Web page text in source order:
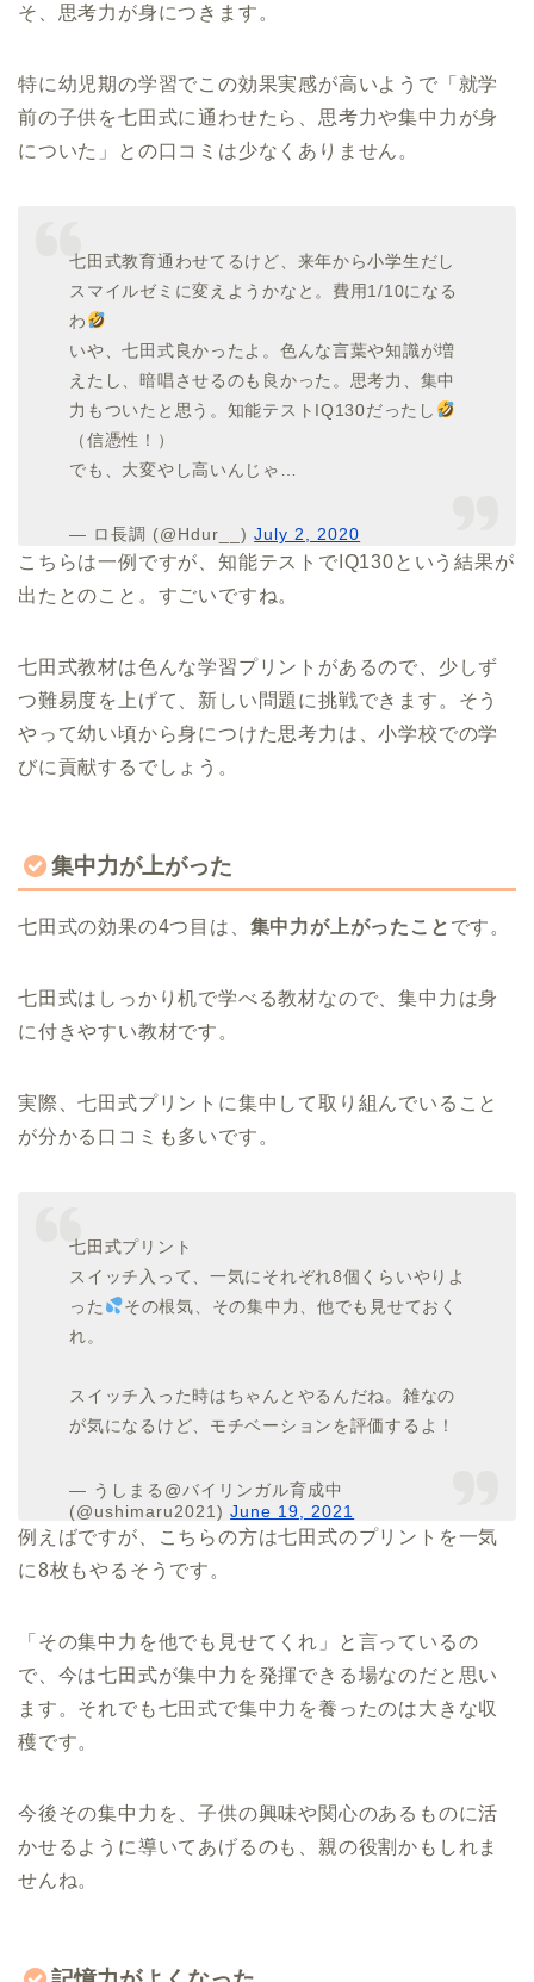
そ、思考力が身につきます。
特に幼児期の学習でこの効果実感が高いようで「就学
前の子供を七田式に通わせたら、思考力や集中力が身
についた」との口コミは少なくありません。
七田式教育通わせてるけど、来年から小学生だし
スマイルゼミに変えようかなと。費用1/10になる
わ
いや、七田式良かったよ。色んな言葉や知識が増
えたし、暗唱させるのも良かった。思考力、集中
力もついたと思う。知能テストIQ130だったし
（信憑性！）
でも、大変やし高いんじゃ…
— ロ長調 (@Hdur__)July 2, 2020
こちらは一例ですが、知能テストでIQ130という結果が
出たとのこと。すごいですね。
七田式教材は色んな学習プリントがあるので、少しず
つ難易度を上げて、新しい問題に挑戦できます。そう
やって幼い頃から身につけた思考力は、小学校での学
びに貢献するでしょう。
集中力が上がった
七田式の効果の4つ目は、 集中力が上がったこと です。
七田式はしっかり机で学べる教材なので、集中力は身
に付きやすい教材です。
実際、七田式プリントに集中して取り組んでいること
が分かる口コミも多いです。
七田式プリント
スイッチ入って、一気にそれぞれ8個くらいやりよ
った
その根気、その集中力、他でも見せておく
れ。
スイッチ入った時はちゃんとやるんだね。雑なの
が気になるけど、モチベーションを評価するよ！
— うしまる@バイリンガル育成中
(@ushimaru2021)June 19, 2021
例えばですが、こちらの方は七田式のプリントを一気
に8枚もやるそうです。
「その集中力を他でも見せてくれ」と言っているの
で、今は七田式が集中力を発揮できる場なのだと思い
ます。それでも七田式で集中力を養ったのは大きな収
穫です。
今後その集中力を、子供の興味や関心のあるものに活
かせるように導いてあげるのも、親の役割かもしれま
せんね。